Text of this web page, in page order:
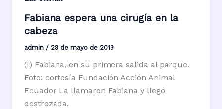
Fabiana espera una cirugía en la
cabeza
admin / 28 de mayo de 2019
(I) Fabiana, en su primera salida al parque.
Foto: cortesía Fundación Acción Animal
Ecuador La llamaron Fabiana y llegó
destrozada.